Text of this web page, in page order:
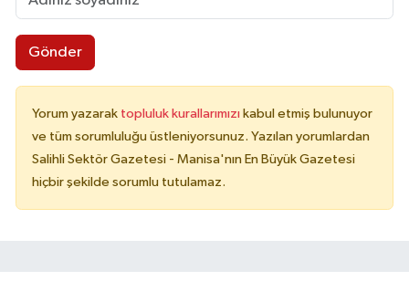
Gönder
Yorum yazarak topluluk kurallarımızı kabul etmiş bulunuyor
ve tüm sorumluluğu üstleniyorsunuz. Yazılan yorumlardan
Salihli Sektör Gazetesi - Manisa'nın En Büyük Gazetesi
hiçbir şekilde sorumlu tutulamaz.